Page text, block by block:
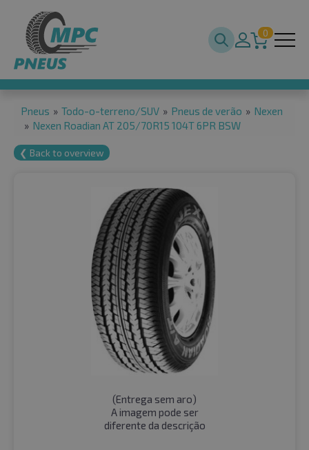
0
Pneus » Todo-o-terreno/SUV » Pneus de verão » Nexen
» Nexen Roadian AT 205/70R15 104T 6PR BSW
❮ Back to overview
(Entrega sem aro)
A imagem pode ser
diferente da descrição